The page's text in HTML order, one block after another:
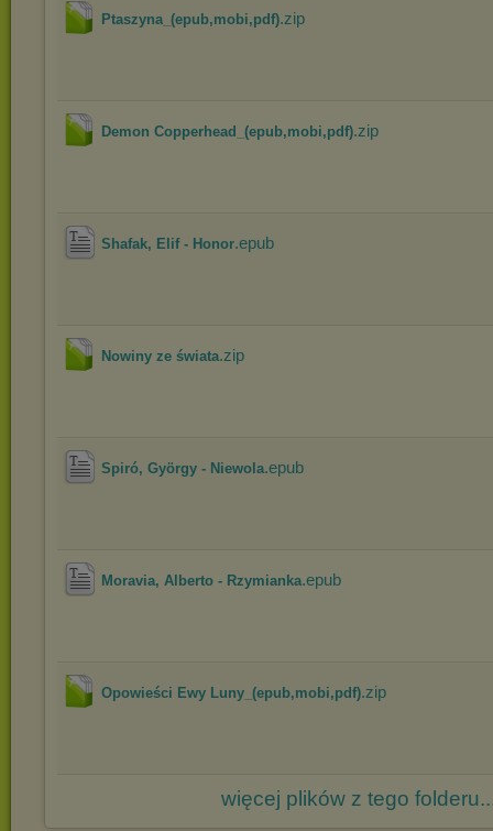
Ptaszyna_(epub,mobi,pdf).zip
Demon Copperhead_(epub,mobi,pdf).zip
Shafak, Elif - Honor.epub
Nowiny ze świata.zip
Spiró, György - Niewola.epub
Moravia, Alberto - Rzymianka.epub
Opowieści Ewy Luny_(epub,mobi,pdf).zip
więcej plików z tego